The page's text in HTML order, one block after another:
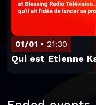
01/01 21:30
Qui est Etienne